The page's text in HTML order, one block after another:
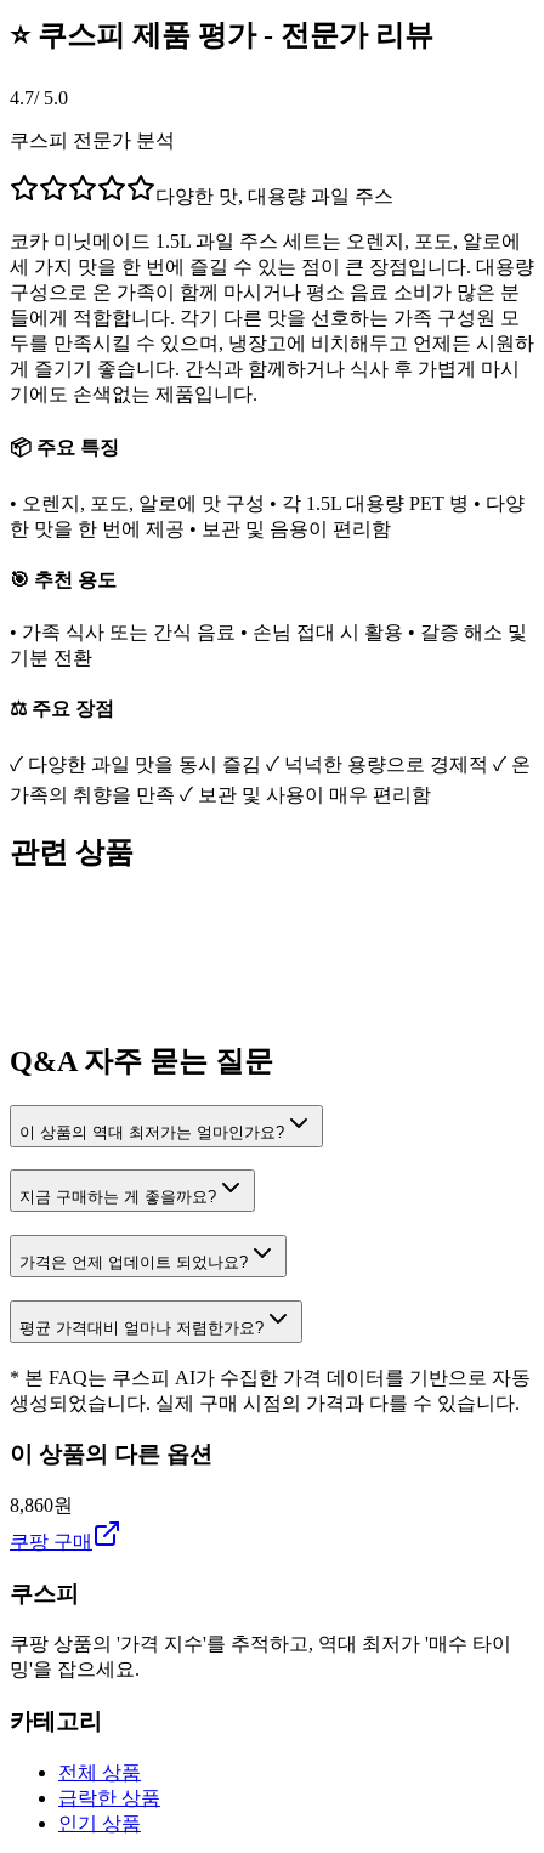
⭐ 쿠스피 제품 평가 - 전문가 리뷰
4.7/ 5.0
쿠스피 전문가 분석
다양한 맛, 대용량 과일 주스
코카 미닛메이드 1.5L 과일 주스 세트는 오렌지, 포도, 알로에
세 가지 맛을 한 번에 즐길 수 있는 점이 큰 장점입니다. 대용량
구성으로 온 가족이 함께 마시거나 평소 음료 소비가 많은 분
들에게 적합합니다. 각기 다른 맛을 선호하는 가족 구성원 모
두를 만족시킬 수 있으며, 냉장고에 비치해두고 언제든 시원하
게 즐기기 좋습니다. 간식과 함께하거나 식사 후 가볍게 마시
기에도 손색없는 제품입니다.
📦 주요 특징
• 오렌지, 포도, 알로에 맛 구성 • 각 1.5L 대용량 PET 병 • 다양
한 맛을 한 번에 제공 • 보관 및 음용이 편리함
🎯 추천 용도
• 가족 식사 또는 간식 음료 • 손님 접대 시 활용 • 갈증 해소 및
기분 전환
⚖️ 주요 장점
✓ 다양한 과일 맛을 동시 즐김 ✓ 넉넉한 용량으로 경제적 ✓ 온
가족의 취향을 만족 ✓ 보관 및 사용이 매우 편리함
관련 상품
Q&A 자주 묻는 질문
이 상품의 역대 최저가는 얼마인가요?
지금 구매하는 게 좋을까요?
가격은 언제 업데이트 되었나요?
평균 가격대비 얼마나 저렴한가요?
* 본 FAQ는 쿠스피 AI가 수집한 가격 데이터를 기반으로 자동
생성되었습니다. 실제 구매 시점의 가격과 다를 수 있습니다.
이 상품의 다른 옵션
8,860원
쿠팡 구매
쿠스피
쿠팡 상품의 '가격 지수'를 추적하고, 역대 최저가 '매수 타이
밍'을 잡으세요.
카테고리
전체 상품
급락한 상품
인기 상품